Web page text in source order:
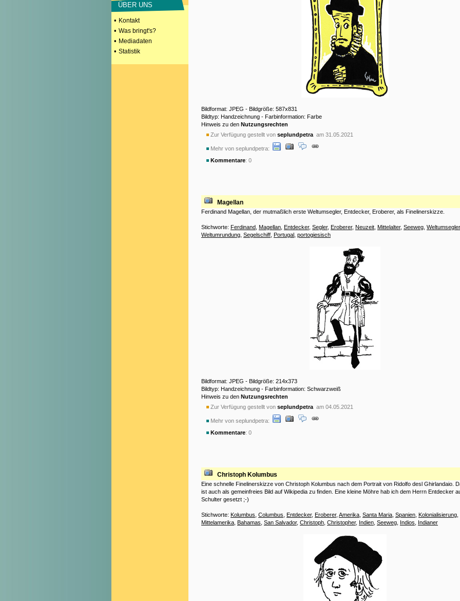
ÜBER UNS
• Kontakt
• Was bringt's?
• Mediadaten
• Statistik
Bildformat: JPEG - Bildgröße: 587x831
Bildtyp: Handzeichnung - Farbinformation: Farbe
Hinweis zu den Nutzungsrechten
Zur Verfügung gestellt von seplundpetra am 31.05.2021
Mehr von seplundpetra:
Kommentare: 0
Magellan
Ferdinand Magellan, der mutmaßlich erste Weltumsegler, Entdecker, Eroberer, als Finelinerskizze.
Stichworte: Ferdinand Magellan Entdecker, Segler, Eroberer, Neuzeit Mittelalter, Seeweg Weltumsegler
Weltumrundung Segelschiff Portugal portogiesisch
Bildformat: JPEG - Bildgröße: 214x373
Bildtyp: Handzeichnung - Farbinformation: Schwarzweiß
Hinweis zu den Nutzungsrechten
Zur Verfügung gestellt von seplundpetra am 04.05.2021
Mehr von seplundpetra:
Kommentare: 0
Christoph Kolumbus
Eine schnelle Finelinerskizze von Christoph Kolumbus nach dem Portrait von Ridolfo desl Ghirlandaio.
ist auch als gemeinfreies Bild auf Wikipedia zu finden. Eine kleine Möhre hab ich dem Herrn Entdecker
Schulter gesetzt ;-)
Stichworte: Kolumbus Columbus Entdecker, Eroberer, Amerika Santa Maria Spanien Kolonialisierung
Mittelamerika Bahamas San Salvador, Christoph Christopher, Indien Seeweg Indios Indianer